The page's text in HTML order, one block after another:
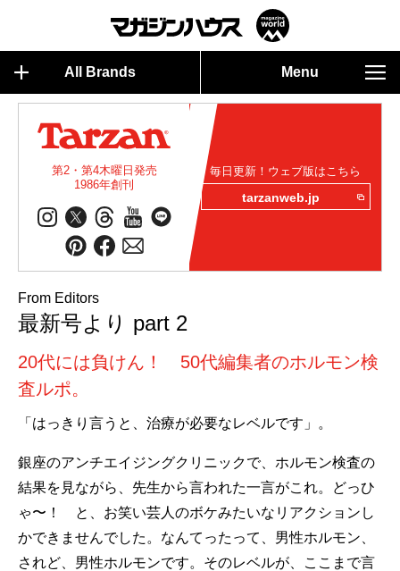
All Brands Menu
第2・第4木曜日発売
1986年創刊
毎日更新！ウェブ版はこちら
tarzanweb.jp
From Editors
最新号より part 2
20代には負けん！ 50代編集者のホルモン検
査ルポ。
「はっきり言うと、治療が必要なレベルです」。
銀座のアンチエイジングクリニックで、ホルモン検査の
結果を見ながら、先生から言われた一言がこれ。どっひ
ゃ〜！ と、お笑い芸人のボケみたいなリアクションし
かできませんでした。なんてったって、男性ホルモン、
されど、男性ホルモンです。そのレベルが、ここまで言